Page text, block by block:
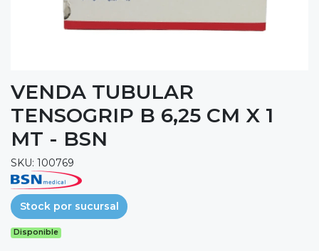
VENDA TUBULAR
TENSOGRIP B 6,25 CM X 1
MT - BSN
SKU: 100769
Stock por sucursal
Disponible